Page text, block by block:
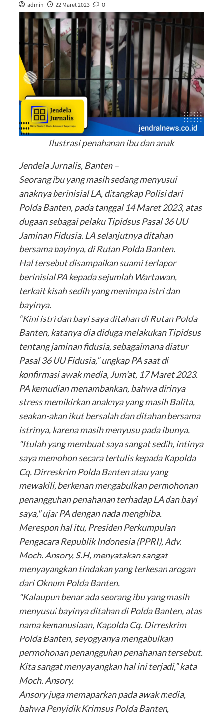
admin 22 Maret 2023 0
Ilustrasi penahanan ibu dan anak
Jendela Jurnalis, Banten –
Seorang ibu yang masih sedang menyusui
anaknya berinisial LA, ditangkap Polisi dari
Polda Banten, pada tanggal 14 Maret 2023, atas
dugaan sebagai pelaku Tipidsus Pasal 36 UU
Jaminan Fidusia. LA selanjutnya ditahan
bersama bayinya, di Rutan Polda Banten.
Hal tersebut disampaikan suami terlapor
berinisial PA kepada sejumlah Wartawan,
terkait kisah sedih yang menimpa istri dan
bayinya.
“Kini istri dan bayi saya ditahan di Rutan Polda
Banten, katanya dia diduga melakukan Tipidsus
tentang jaminan fidusia, sebagaimana diatur
Pasal 36 UU Fidusia,” ungkap PA saat di
konfirmasi awak media, Jum'at, 17 Maret 2023.
PA kemudian menambahkan, bahwa dirinya
stress memikirkan anaknya yang masih Balita,
seakan-akan ikut bersalah dan ditahan bersama
istrinya, karena masih menyusu pada ibunya.
"Itulah yang membuat saya sangat sedih, intinya
saya memohon secara tertulis kepada Kapolda
Cq. Dirreskrim Polda Banten atau yang
mewakili, berkenan mengabulkan permohonan
penangguhan penahanan terhadap LA dan bayi
saya," ujar PA dengan nada menghiba.
Merespon hal itu, Presiden Perkumpulan
Pengacara Republik Indonesia (PPRI), Adv.
Moch. Ansory, S.H, menyatakan sangat
menyayangkan tindakan yang terkesan arogan
dari Oknum Polda Banten.
"Kalaupun benar ada seorang ibu yang masih
menyusui bayinya ditahan di Polda Banten, atas
nama kemanusiaan, Kapolda Cq. Dirreskrim
Polda Banten, seyogyanya mengabulkan
permohonan penangguhan penahanan tersebut.
Kita sangat menyayangkan hal ini terjadi,” kata
Moch. Ansory.
Ansory juga memaparkan pada awak media,
bahwa Penyidik Krimsus Polda Banten,